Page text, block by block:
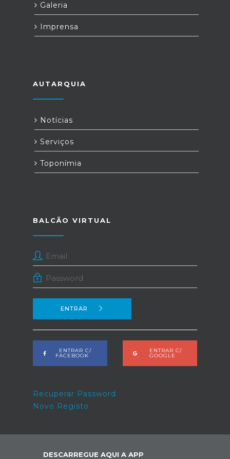
Galeria
Imprensa
AUTARQUIA
Notícias
Serviços
Toponímia
BALCÃO VIRTUAL
ENTRAR
ENTRAR C/
FACEBOOK
ENTRAR C/
GOOGLE
Recuperar Password
Novo Registo
DESCARREGUE AQUI A APP